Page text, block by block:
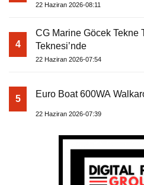
22 Haziran 2026-08:11
4
CG Marine Göcek Tekne
Teknesi’nde
22 Haziran 2026-07:54
5 Euro Boat 600WA
22 Haziran 2026-07:39